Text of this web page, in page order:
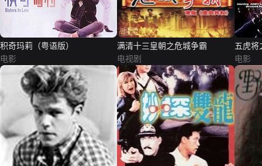
积奇玛莉（粤语版）
电影
满清十三皇朝之危城争霸
电视剧
五虎将
电影